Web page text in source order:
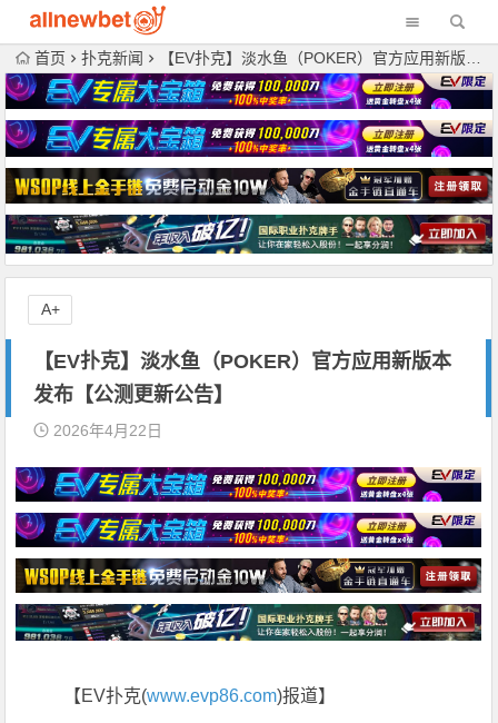
首页 扑克新闻 【EV扑克】淡水鱼（POKER）官方应用新版本发布【公测更新公告】
【EV扑克】淡水鱼（POKER）官方应用新版本
发布【公测更新公告】
2026年4月22日
【EV扑克(www.evp86.com)报道】
A+